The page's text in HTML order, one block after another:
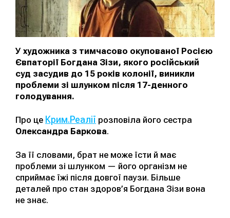
У художника з тимчасово окупованої Росією
Євпаторії Богдана Зізи, якого російський
суд засудив до 15 років колонії, виникли
проблеми зі шлунком після 17-денного
голодування.
Про це Крим.Реалії розповіла його сестра
Олександра Баркова.
За її словами, брат не може їсти й має
проблеми зі шлунком — його організм не
сприймає їжі після довгої паузи. Більше
деталей про стан здоров’я Богдана Зізи вона
не знає.